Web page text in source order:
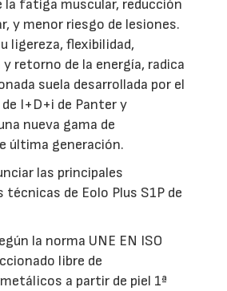
la fatiga muscular, reducción
y menor riesgo de lesiones.
ligereza, flexibilidad,
retorno de la energía, radica
suela desarrollada por el
I+D+i de Panter y
nueva gama de
última generación.
las principales
de Eolo Plus S1P de
la norma UNE EN ISO
libre de
a partir de piel 1ª